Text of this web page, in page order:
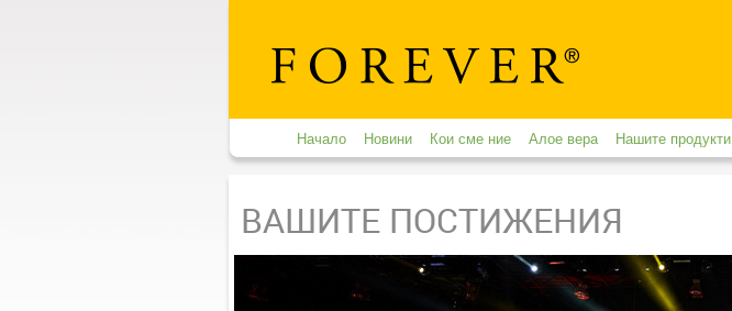
Начало Новини Кои сме ние Алое вера Нашите продукти
ВАШИТЕ ПОСТИЖЕНИЯ